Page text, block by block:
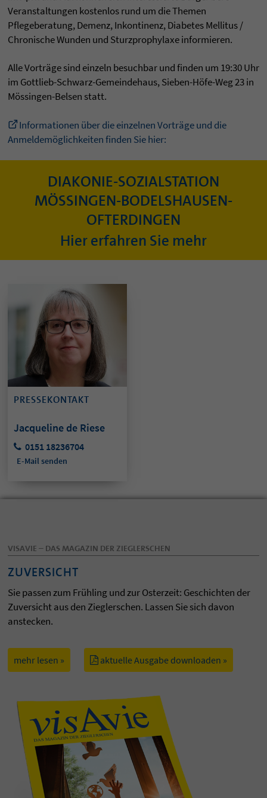
Veranstaltungen kostenlos rund um die Themen
Pflegeberatung, Demenz, Inkontinenz, Diabetes Mellitus /
Chronische Wunden und Sturzprophylaxe informieren.
Alle Vorträge sind einzeln besuchbar und finden um 19:30 Uhr
im Gottlieb-Schwarz-Gemeindehaus, Sieben-Höfe-Weg 23 in
Mössingen-Belsen statt.
Informationen über die einzelnen Vorträge und die
Anmeldemöglichkeiten finden Sie hier:
DIAKONIE-SOZIALSTATION
MÖSSINGEN-BODELSHAUSEN-
OFTERDINGEN
Hier erfahren Sie mehr
PRESSEKONTAKT
Jacqueline de Riese
0151 18236704
E-Mail senden
VISAVIE – DAS MAGAZIN DER ZIEGLERSCHEN
ZUVERSICHT
Sie passen zum Frühling und zur Osterzeit: Geschichten der
Zuversicht aus den Zieglerschen. Lassen Sie sich davon
anstecken.
mehr lesen » aktuelle Ausgabe downloaden »